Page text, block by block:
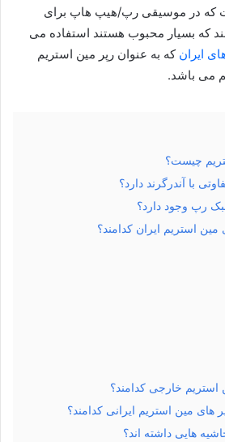
در موسیقی رپ/هیپ‌ هاپ برای
که بسیار محبوب هستند استفاده می‌
ایران که به عنوان رپر مین استریم
می باشد.
چیست؟
با آندرگرند دارد؟
رپ وجود دارد؟
استریم ایران کدامند؟
خارجی کدامند؟
مین استریم ایرانی کدامند؟
هایی داشته اند؟